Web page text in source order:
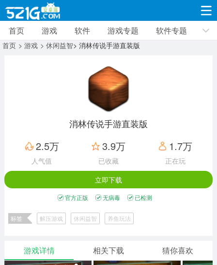
游戏 软件 游戏专题 软件专题 新闻资讯
8693款应用
动作闯关
12966款应用
赛车竞速
3632款应用
卡牌对战
2052款应用
体育运动
1280款应用
手游辅助
1959款应用
二次元
模拟经营
仙侠手游
手赚网赚
绝地求生
首页 游戏 软件 游戏专题 软件专题
首页 > 游戏 > 休闲益智> 消林传说手游直装版
消林传说手游直装版
2.5万
人气值
3.9万
已收藏
1.7万
正在玩
立即下载
官方正版 无病毒 已检测
标签 解压游戏 休闲益智 养鱼玩法
游戏详情 相关下载 猜你喜欢